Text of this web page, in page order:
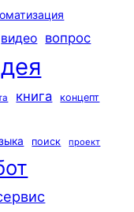
видео вопрос
книга
концепт
поиск проект